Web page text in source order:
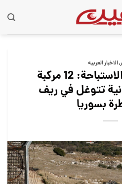
,الاخبار العربيه
العدو يواصل الاستباحة: 12 مركبة
تتوغل في ريف
بسوريا